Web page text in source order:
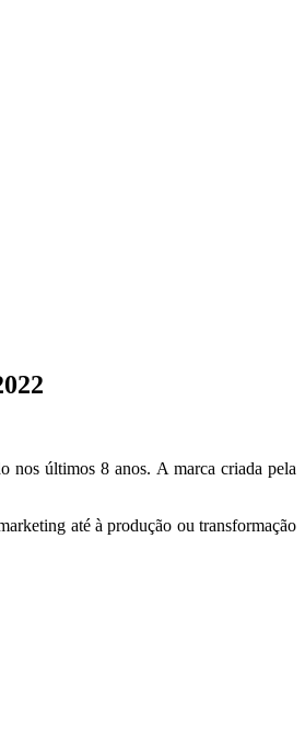
nos últimos 8 anos. A marca criada pela
até à produção ou transformação